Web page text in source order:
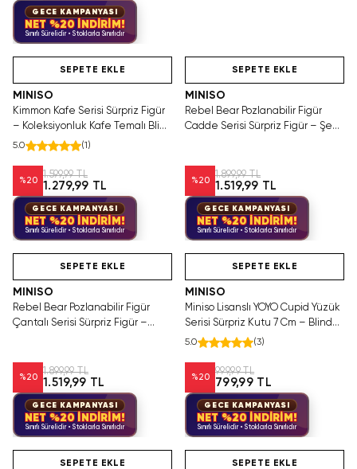
GECE KAMPANYASI
NET %20 İNDİRİM!
Sınırlı Sürelidir • Stoklarla Sınırlıdır
Tükenmeden Satın Al
SEPETE EKLE
MINISO
Kimmon Kafe Serisi Sürpriz Figür
– Koleksiyonluk Kafe Temalı Blind
Box Figür Seti
5.0 (1 )
%20
1.599,99 TL
1.279,99 TL
GECE KAMPANYASI
NET %20 İNDİRİM!
Sınırlı Sürelidir • Stoklarla Sınırlıdır
SEPETE EKLE
MINISO
Rebel Bear Pozlanabilir Figür
Cadde Serisi Sürpriz Figür – Şehir
%20
1.899,99 TL
1.519,99 TL
GECE KAMPANYASI
NET %20 İNDİRİM!
Sınırlı Sürelidir • Stoklarla Sınırlıdır
SEPETE EKLE
MINISO
Rebel Bear Pozlanabilir Figür
Çantalı Serisi Sürpriz Figür –
%20
1.899,99 TL
1.519,99 TL
GECE KAMPANYASI
NET %20 İNDİRİM!
Sınırlı Sürelidir • Stoklarla Sınırlıdır
SEPETE EKLE
MINISO
Miniso Lisanslı YOYO Cupid Yüzük
Serisi Sürpriz Kutu 7 Cm – Blind
Box
5.0 (3)
%20
999,99 TL
799,99 TL
GECE KAMPANYASI
NET %20 İNDİRİM!
Sınırlı Sürelidir • Stoklarla Sınırlıdır
SEPETE EKLE SEPETE EKLE